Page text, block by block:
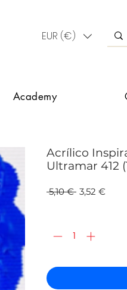
EUR (€)
Academy
Acrílico
Ultramar 412
5,10 € Precio
3,52 €Precio